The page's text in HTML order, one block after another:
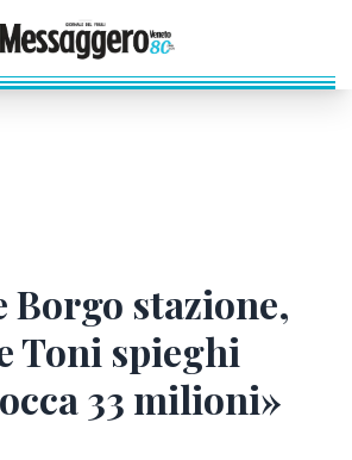
Borgo stazione,
Toni spieghi
33 milioni»